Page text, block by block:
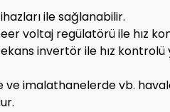
ile sağlanabilir.
voltaj regülatörü ile hız
invertör ile hız kontrolü
imalathanelerde vb.